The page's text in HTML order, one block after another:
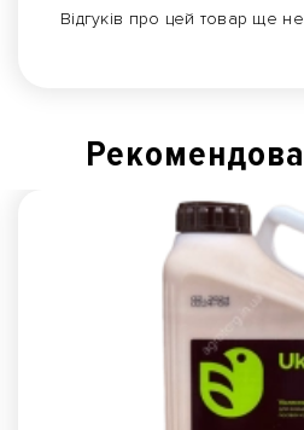
Відгуків про цей товар ще